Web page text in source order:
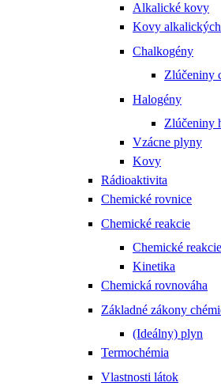
Alkalické kovy
Kovy
Chalkogény
Zlúčeniny
Halogény
Zlúčeniny
Vzácne plyny
Kovy
Rádioaktivita
Chemické rovnice
Chemické reakcie
Chemické
Kinetika
Chemická rovnováha
Základné zákony
(Ideálny) plyn
Termochémia
Vlastnosti látok